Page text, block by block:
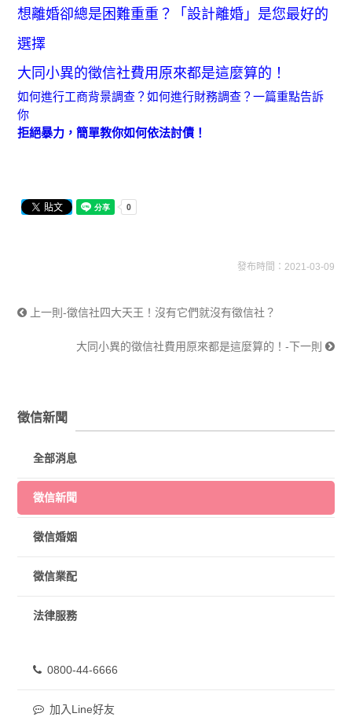
想離婚卻總是困難重重？「設計離婚」是您最好的
選擇
大同小異的徵信社費用原來都是這麼算的！
如何進行工商背景調查？如何進行財務調查？一篇重點告訴
你
拒絕暴力，簡單教你如何依法討債！
發布時間：2021-03-09
上一則-徵信社四大天王！沒有它們就沒有徵信社？
大同小異的徵信社費用原來都是這麼算的！-下一則
徵信新聞
全部消息
徵信新聞
徵信婚姻
徵信業配
法律服務
0800-44-6666
加入Line好友